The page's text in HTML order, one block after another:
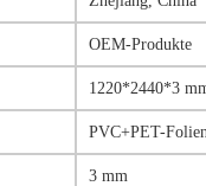
OEM-Produkte
1220*2440*3
PVC+PET-
3 mm